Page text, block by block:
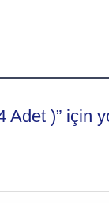
Adet )” için